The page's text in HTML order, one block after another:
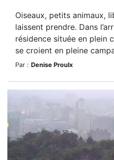
Oiseaux, petits animaux,
laissent prendre. Dans
résidence située en plein
se croient en pleine
Par : Denise Proulx